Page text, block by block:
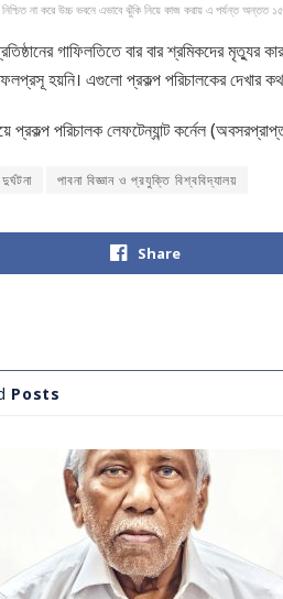
নিশ্চিত না করে উচ্চ ভবনে এভাবে ঝুঁকি নিয়ে কাজ করায় এ পর্যন্ত অন্তত
গাফিলতিতে বার বার শ্রমিকদের মৃত্যুর
হয়নি। এগুলো প্রকল্প পরিচালকের দেখার
প্রকল্প পরিচালক লেফটেন্যান্ট কর্নেল
দুর্ঘটনা পাবনা বিজ্ঞান ও প্রযুক্তি বিশ্ববিদ্যালয়
Share